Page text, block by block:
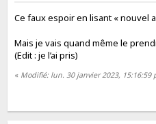
Ce faux espoir en lisant « nouvel
Mais je vais quand même le
(Edit : je l’ai pris)
« Modifié: lun. 30 janvier 2023,